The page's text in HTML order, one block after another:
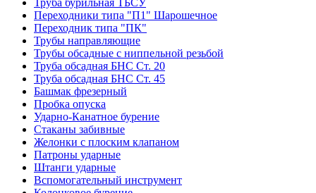
Переходники типа "П1" Шарошечное
Переходник типа "ПК"
Трубы направляющие
Трубы обсадные с ниппельной резьбой
Труба обсадная БНС Ст. 20
Труба обсадная БНС Ст. 45
Башмак фрезерный
Пробка опуска
Ударно-Канатное бурение
Стаканы забивные
Желонки с плоским клапаном
Патроны ударные
Штанги ударные
Вспомогательный инструмент